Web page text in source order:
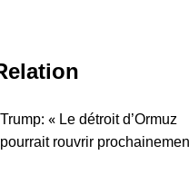
Trump: « Le détroit d’Ormuz
pourrait rouvrir